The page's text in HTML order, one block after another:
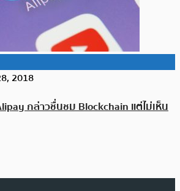
2018
กล่าวชื่นชม Blockchain แต่ไม่เห็น